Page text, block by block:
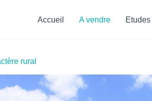
deAccueil A vendre Etudes
rural